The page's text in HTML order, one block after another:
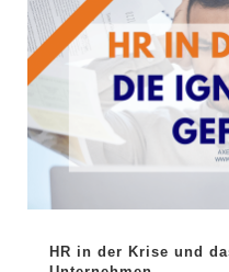
HR in der Krise und